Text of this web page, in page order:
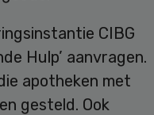
CIBG
Hulp’ aanvragen.
apotheken met
gesteld. Ook